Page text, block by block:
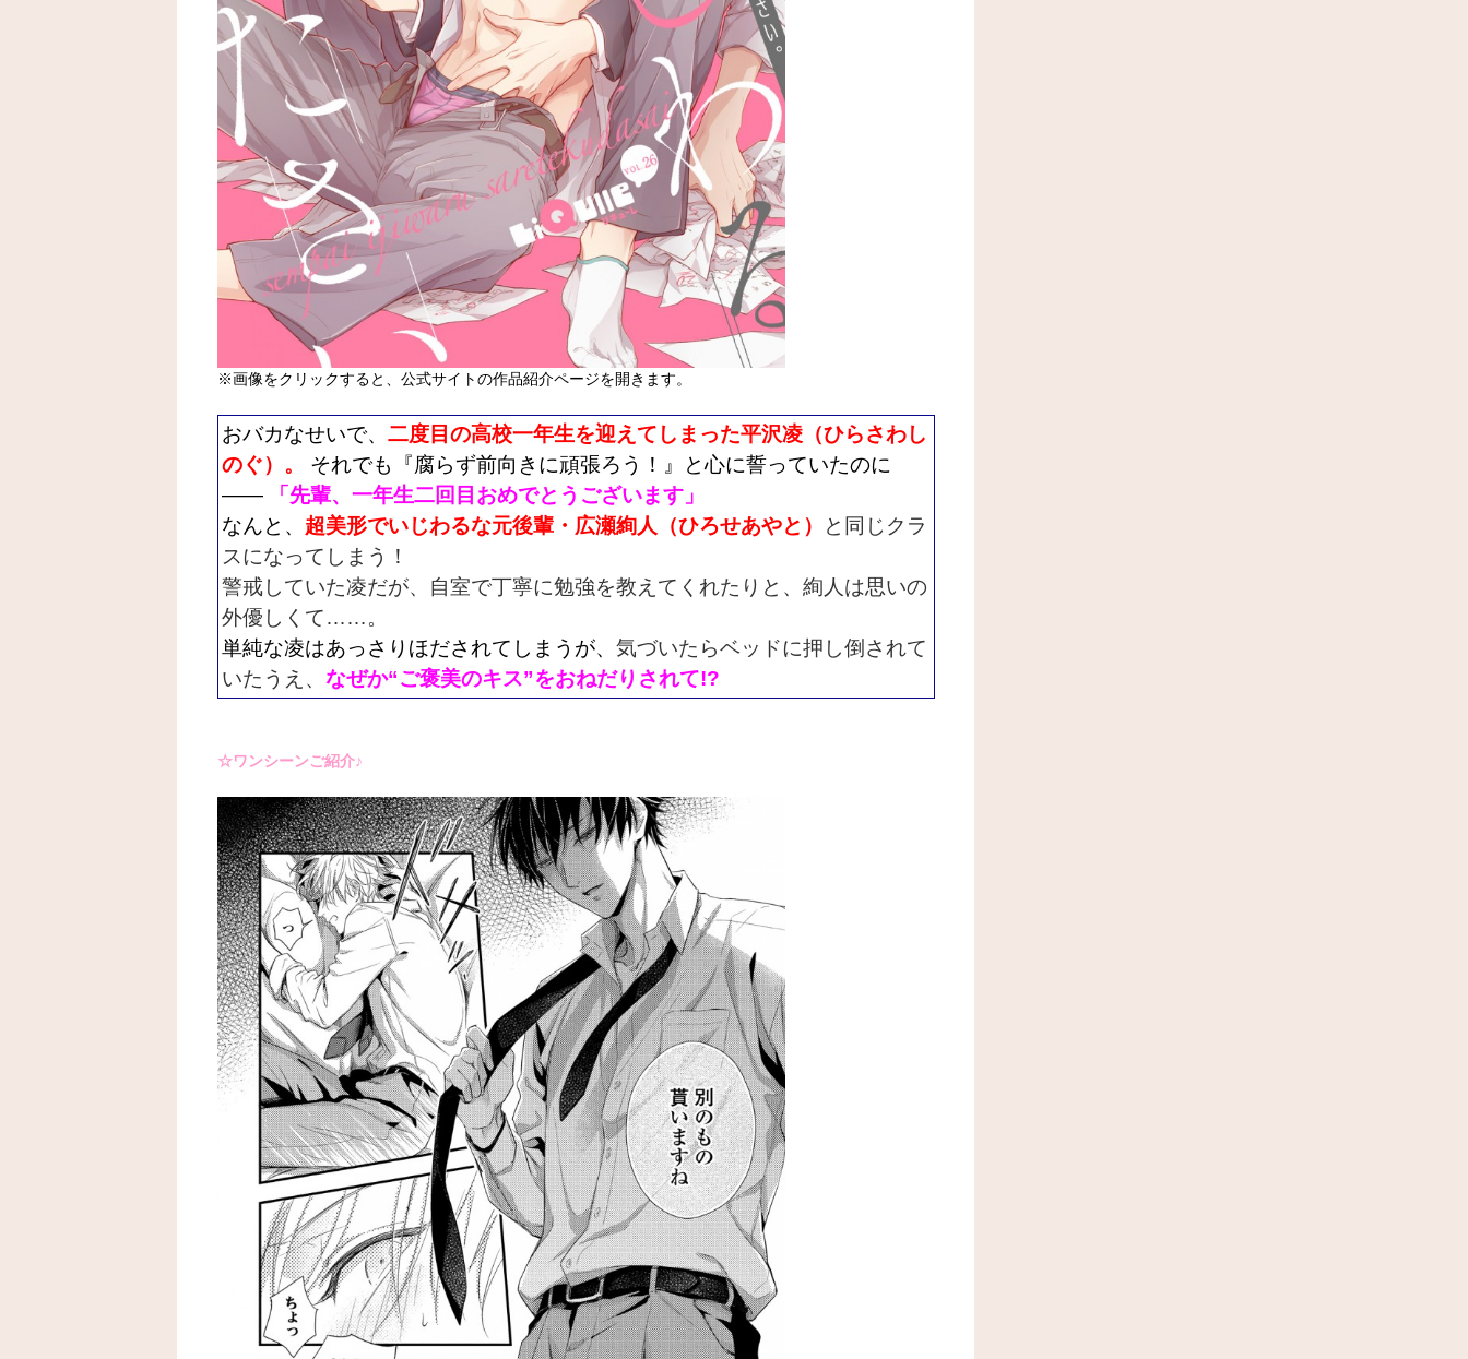
※画像をクリックすると、公式サイトの作品紹介ページを開きます。
おバカなせいで、 二度目の高校一年生を迎えてしまった平沢凌（ひらさわし
のぐ）。
それでも『腐らず前向きに頑張ろう！』と心に誓っていたのに
――
「先輩、一年生二回目おめでとうございます」
なんと、 超美形でいじわるな元後輩・広瀬絢人（ひろせあやと）
と同じクラ
スになってしまう！
警戒していた凌だが、自室で丁寧に勉強を教えてくれたりと、絢人は思いの
外優しくて……。
単純な凌はあっさりほだされてしまうが、 気づいたらベッドに押し倒されて
いたうえ、 なぜか“ご褒美のキス”をおねだりされて!?
☆ワンシーンご紹介♪